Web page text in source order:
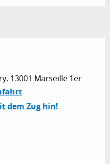
13001 Marseille 1er
dem Zug hin!